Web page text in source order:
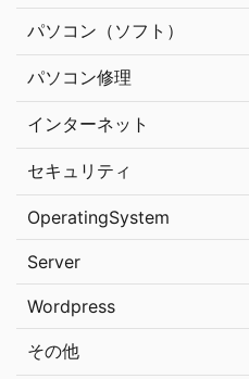
パソコン（ソフト）
パソコン修理
インターネット
セキュリティ
OperatingSystem
Server
Wordpress
その他